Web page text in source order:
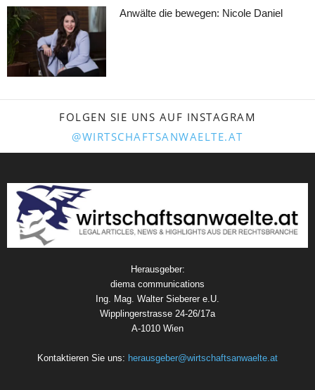
Anwälte die bewegen: Nicole Daniel
FOLGEN SIE UNS AUF INSTAGRAM
@WIRTSCHAFTSANWAELTE.AT
Herausgeber:
diema communications
Ing. Mag. Walter Sieberer e.U.
Wipplingerstrasse 24-26/17a
A-1010 Wien
Kontaktieren Sie uns: herausgeber@wirtschaftsanwaelte.at